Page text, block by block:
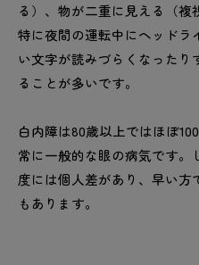
る）、物が二重に見える（複
特に夜間の運転中にヘッドラ
い文字が読みづらくなった
ることが多いです。
白内障は80歳以上ではほぼ
常に一般的な眼の病気です
度には個人差があり、早い方
もあります。